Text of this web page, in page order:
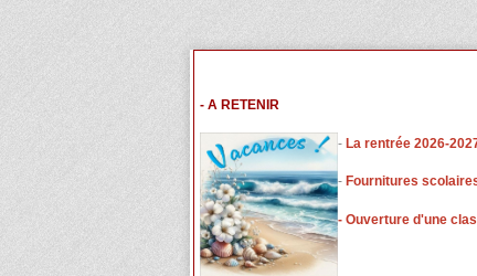
- A RETENIR
- La rentrée 2026-
- Fournitures
- Ouverture d'une